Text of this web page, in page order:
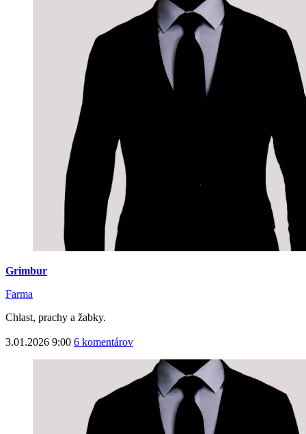
Grimbur
Farma
Chlast, prachy a žabky.
3.01.2026 9:00 6 komentárov